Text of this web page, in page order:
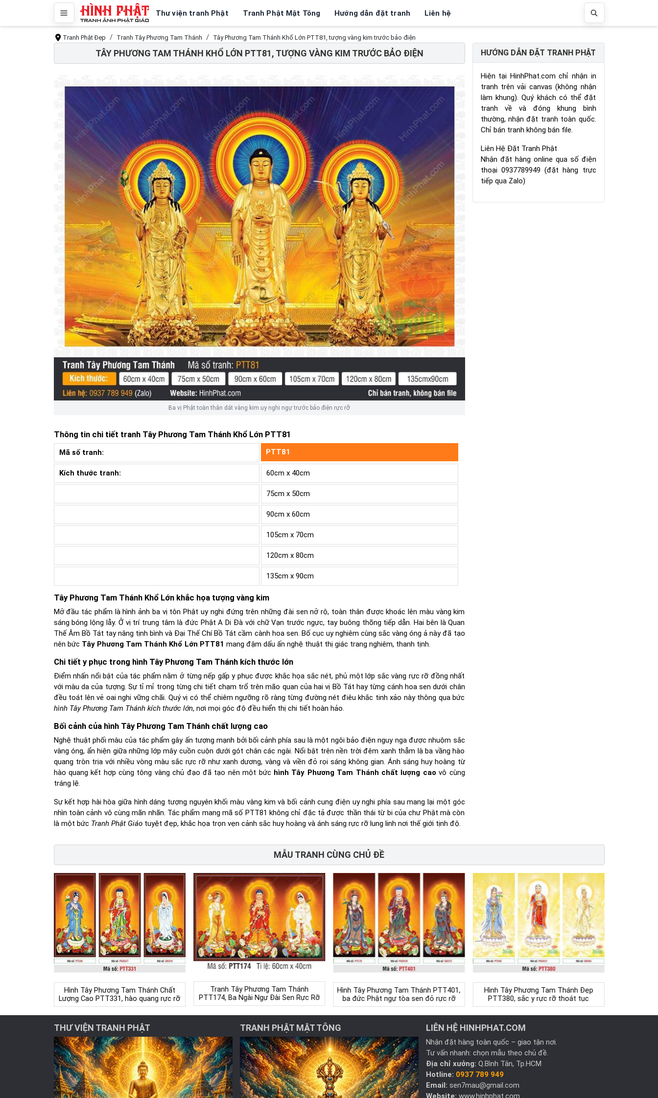
Thư viện tranh Phật Tranh Phật Mật Tông Hướng dẫn đặt tranh Liên hệ
Tranh Phật Đẹp Tranh Tây Phương Tam Thánh Tây Phương Tam Thánh Khổ Lớn PTT81, tượng vàng kim trước bảo điện
TÂY PHƯƠNG TAM THÁNH KHỔ LỚN PTT81, TƯỢNG VÀNG KIM TRƯỚC BẢO ĐIỆN
Ba vị Phật toàn thân dát vàng kim uy nghi ngự trước bảo điện rực rỡ
Thông tin chi tiết tranh Tây Phương Tam Thánh Khổ Lớn PTT81
Mã số tranh: PTT81
Kích thước tranh: 60cm x 40cm
75cm x 50cm
90cm x 60cm
105cm x 70cm
120cm x 80cm
135cm x 90cm
Tây Phương Tam Thánh Khổ Lớn khắc họa tượng vàng kim
Mở đầu tác phẩm là hình ảnh ba vị tôn Phật uy nghi đứng trên những đài sen nở rộ, toàn thân được khoác lên màu vàng kim
sáng bóng lộng lẫy. Ở vị trí trung tâm là đức Phật A Di Đà với chữ Vạn trước ngực, tay buông thõng tiếp dẫn. Hai bên là Quan
Thế Âm Bồ Tát tay nâng tịnh bình và Đại Thế Chí Bồ Tát cầm cành hoa sen. Bố cục uy nghiêm cùng sắc vàng óng ả này đã tạo
nên bức Tây Phương Tam Thánh Khổ Lớn PTT81 mang đậm dấu ấn nghệ thuật thị giác trang nghiêm, thanh tịnh.
Chi tiết y phục trong hình Tây Phương Tam Thánh kích thước lớn
Điểm nhấn nổi bật của tác phẩm nằm ở từng nếp gấp y phục được khắc họa sắc nét, phủ một lớp sắc vàng rực rỡ đồng nhất
với màu da của tượng. Sự tỉ mỉ trong từng chi tiết chạm trổ trên mão quan của hai vị Bồ Tát hay từng cánh hoa sen dưới chân
đều toát lên vẻ oai nghi vững chãi. Quý vị có thể chiêm ngưỡng rõ ràng từng đường nét điêu khắc tinh xảo này thông qua bức
hình Tây Phương Tam Thánh kích thước lớn, nơi mọi góc độ đều hiển thị chi tiết hoàn hảo.
Bối cảnh của hình Tây Phương Tam Thánh chất lượng cao
Nghệ thuật phối màu của tác phẩm gây ấn tượng mạnh bởi bối cảnh phía sau là một ngôi bảo điện nguy nga được nhuộm sắc
vàng óng, ẩn hiện giữa những lớp mây cuồn cuộn dưới gót chân các ngài. Nổi bật trên nền trời đêm xanh thẫm là ba vầng hào
quang tròn trịa với nhiều vòng màu sắc rực rỡ như xanh dương, vàng và viền đỏ rọi sáng không gian. Ánh sáng huy hoàng từ
hào quang kết hợp cùng tông vàng chủ đạo đã tạo nên một bức hình Tây Phương Tam Thánh chất lượng cao vô cùng
tráng lệ.
Sự kết hợp hài hòa giữa hình dáng tượng nguyên khối màu vàng kim và bối cảnh cung điện uy nghi phía sau mang lại một góc
nhìn toàn cảnh vô cùng mãn nhãn. Tác phẩm mang mã số PTT81 không chỉ đặc tả được thần thái từ bi của chư Phật mà còn
là một bức Tranh Phật Giáotuyệt đẹp, khắc họa trọn vẹn cảnh sắc huy hoàng và ánh sáng rực rỡ lung linh nơi thế giới tịnh độ.
HƯỚNG DẪN ĐẶT TRANH PHẬT
Hiện tại HinhPhat.com chỉ nhận in
tranh trên vải canvas (không nhận
làm khung). Quý khách có thể đặt
tranh về và đóng khung bình
thường, nhận đặt tranh toàn quốc.
Chỉ bán tranh không bán file.
Liên Hệ Đặt Tranh Phật
Nhận đặt hàng online qua số điện
thoại 0937789949 (đặt hàng trực
tiếp qua Zalo)
MẪU TRANH CÙNG CHỦ ĐỀ
Hình Tây Phương Tam Thánh Chất
Lượng Cao PTT331, hào quang rực rỡ
Tranh Tây Phương Tam Thánh
PTT174, Ba Ngài Ngự Đài Sen Rực Rỡ
Hình Tây Phương Tam Thánh PTT401,
ba đức Phật ngự tòa sen đỏ rực rỡ
Hình Tây Phương Tam Thánh Đẹp
PTT380, sắc y rực rỡ thoát tục
THƯ VIỆN TRANH PHẬT TRANH PHẬT MẬT TÔNG LIÊN HỆ HINHPHAT.COM
Nhận đặt hàng toàn quốc – giao tận nơi.
Tư vấn nhanh: chọn mẫu theo chủ đề.
Địa chỉ xưởng: Q.Bình Tân, Tp.HCM
Hotline: 0937 789 949
Email: sen7mau@gmail.com
Website: www.hinhphat.com